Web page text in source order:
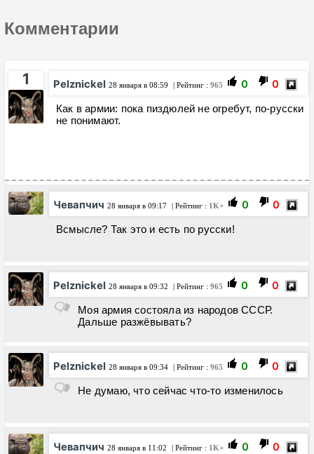
Комментарии
1 Pelznickel 28 января в 08:59 | Рейтинг : 965 0 0
Как в армии: пока пиздюлей не огребут, по-русски
не понимают.
Чевапчич 28 января в 09:17 | Рейтинг : 1K+ 0 0
Всмысле? Так это и есть по русски!
Pelznickel 28 января в 09:32 | Рейтинг : 965 0 0
Моя армия состояла из народов СССР.
Дальше разжёвывать?
Pelznickel 28 января в 09:34 | Рейтинг : 965 0 0
Не думаю, что сейчас что-то изменилось
Чевапчич 28 января в 11:02 | Рейтинг : 1K+ 0 0